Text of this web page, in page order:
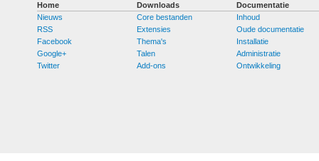
Home
Nieuws
RSS
Facebook
Google+
Twitter
Downloads
Core bestanden
Extensies
Thema's
Talen
Add-ons
Documentatie
Inhoud
Oude documentatie
Installatie
Administratie
Ontwikkeling